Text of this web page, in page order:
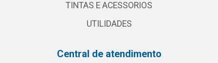
TINTAS E ACESSORIOS
UTILIDADES
Central de atendimento